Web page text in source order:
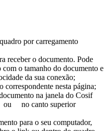
por carregamento
receber o documento. Pode
o tamanho do documento e
da sua conexão;
nesta página;
na janela do Cosif
ou
no canto superior
para o seu computador,